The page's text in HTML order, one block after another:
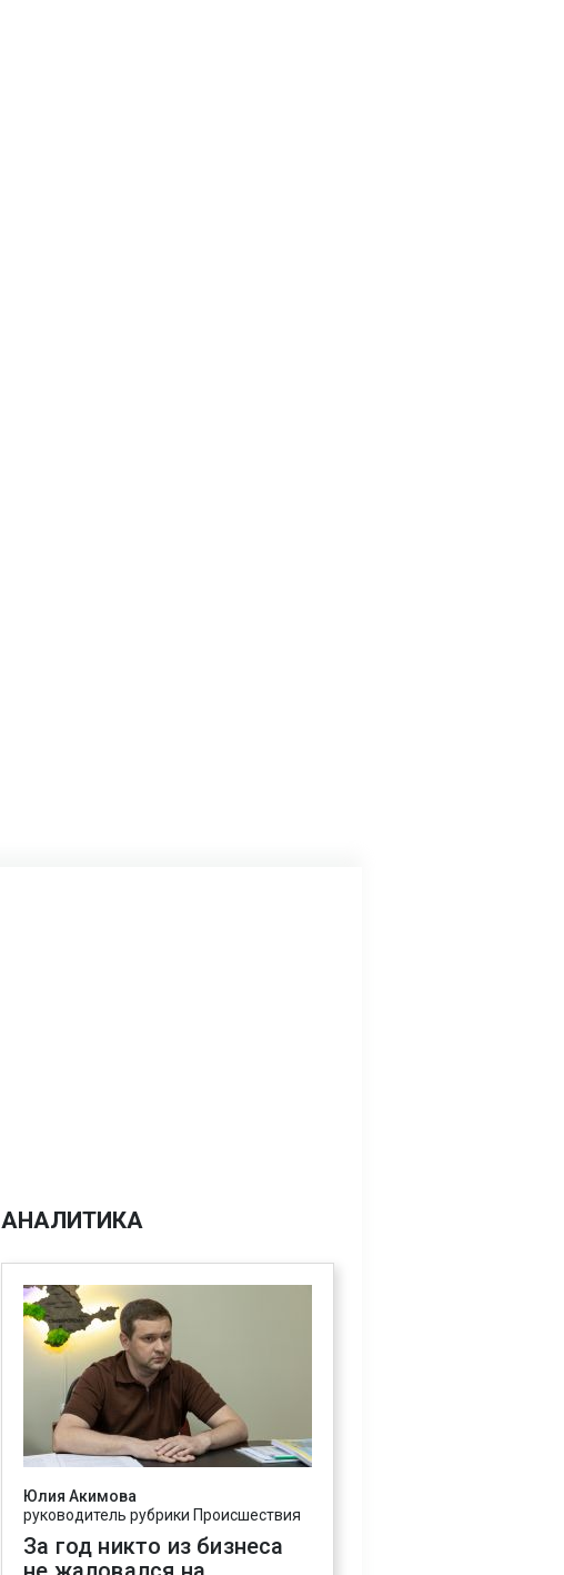
АНАЛИТИКА
Юлия Акимова
руководитель рубрики Происшествия
За год никто из бизнеса